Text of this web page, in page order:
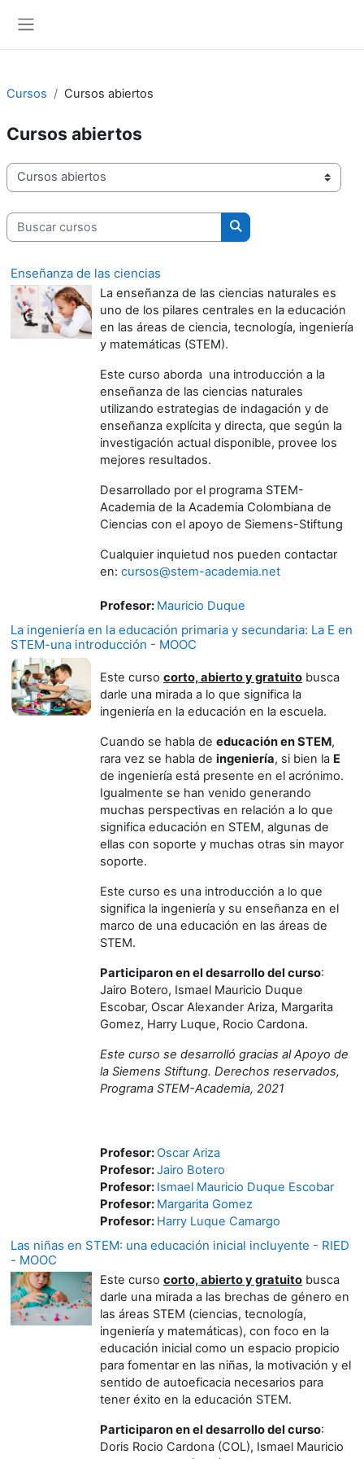
Cursos Cursos abiertos
Cursos abiertos
Categorías
Buscar cursos
Buscar cursos
Enseñanza de las ciencias
La enseñanza de las ciencias naturales es
uno de los pilares centrales en la educación
en las áreas de ciencia, tecnología, ingeniería
y matemáticas (STEM).
Este curso aborda una introducción a la
enseñanza de las ciencias naturales
utilizando estrategias de indagación y de
enseñanza explícita y directa, que según la
investigación actual disponible, provee los
mejores resultados.
Desarrollado por el programa STEM-
Academia de la Academia Colombiana de
Ciencias con el apoyo de Siemens-Stiftung
Cualquier inquietud nos pueden contactar
en: cursos@stem-academia.net
Profesor: Mauricio Duque
La ingeniería en la educación primaria y secundaria: La E en
STEM-una introducción - MOOC
Este curso corto, abierto y gratuito busca
darle una mirada a lo que significa la
ingeniería en la educación en la escuela.
Cuando se habla de educación en STEM,
rara vez se habla de ingeniería, si bien la E
de ingeniería está presente en el acrónimo.
Igualmente se han venido generando
muchas perspectivas en relación a lo que
significa educación en STEM, algunas de
ellas con soporte y muchas otras sin mayor
soporte.
Este curso es una introducción a lo que
significa la ingeniería y su enseñanza en el
marco de una educación en las áreas de
STEM.
Participaron en el desarrollo del curso:
Jairo Botero, Ismael Mauricio Duque
Escobar, Oscar Alexander Ariza, Margarita
Gomez, Harry Luque, Rocio Cardona.
Este curso se desarrolló gracias al Apoyo de
la Siemens Stiftung. Derechos reservados,
Programa STEM-Academia, 2021
Profesor:Oscar Ariza
Profesor:Jairo Botero
Profesor: Ismael Mauricio Duque Escobar
Profesor: Margarita Gomez
Profesor: Harry Luque Camargo
Las niñas en STEM: una educación inicial incluyente - RIED
- MOOC
Este curso corto, abierto y gratuito busca
darle una mirada a las brechas de género en
las áreas STEM (ciencias, tecnología,
ingeniería y matemáticas), con foco en la
educación inicial como un espacio propicio
para fomentar en las niñas, la motivación y el
sentido de autoeficacia necesarios para
tener éxito en la educación STEM.
Participaron en el desarrollo del curso:
Doris Rocio Cardona (COL), Ismael Mauricio